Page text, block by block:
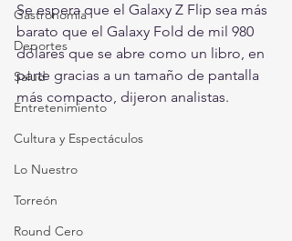
Gastronomía
Deportes
Salud
Entretenimiento
Cultura y Espectáculos
Lo Nuestro
Torreón
Round Cero
Se espera que el Galaxy Z Flip sea más
barato que el Galaxy Fold de mil 980
dólares que se abre como un libro, en
parte gracias a un tamaño de pantalla
más compacto, dijeron analistas.